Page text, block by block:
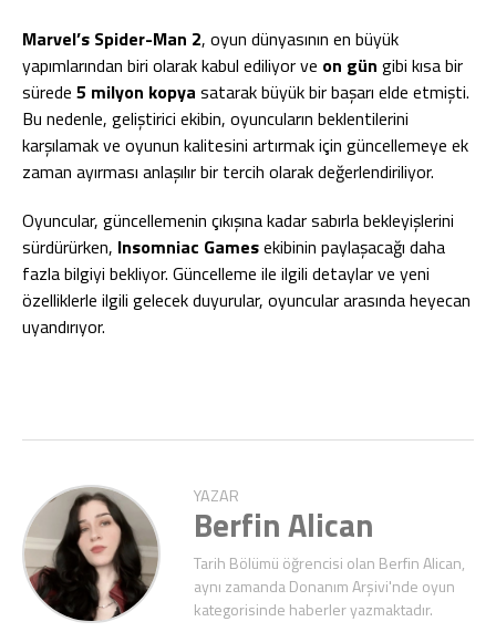
Marvel’s Spider-Man 2, oyun dünyasının en büyük
yapımlarından biri olarak kabul ediliyor ve on gün gibi kısa bir
sürede 5 milyon kopya satarak büyük bir başarı elde etmişti.
Bu nedenle, geliştirici ekibin, oyuncuların beklentilerini
karşılamak ve oyunun kalitesini artırmak için güncellemeye ek
zaman ayırması anlaşılır bir tercih olarak değerlendiriliyor.
Oyuncular, güncellemenin çıkışına kadar sabırla bekleyişlerini
sürdürürken, Insomniac Gamesekibinin paylaşacağı daha
fazla bilgiyi bekliyor. Güncelleme ile ilgili detaylar ve yeni
özelliklerle ilgili gelecek duyurular, oyuncular arasında heyecan
uyandırıyor.
YAZAR
Berfin Alican
Tarih Bölümü öğrencisi olan Berfin Alican,
aynı zamanda Donanım Arşivi'nde oyun
kategorisinde haberler yazmaktadır.